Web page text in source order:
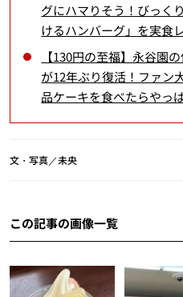
グにハマりそう！びっく
けるハンバーグ」を実食
【130円の至福】永谷園
が12年ぶり復活！ファン
品ケーキを食べたらやっ
文・写真／未央
この記事の画像一覧